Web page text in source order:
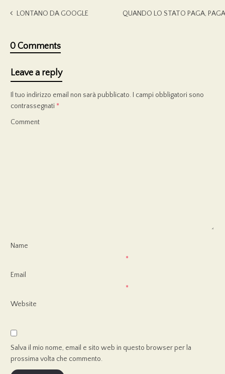
LONTANO DA GOOGLE QUANDO LO STATO PAGA, PAGA
0 Comments
Leave a reply
Il tuo indirizzo email non sarà pubblicato. I campi obbligatori sono
contrassegnati *
Comment
Name
*
Email
*
Website
Salva il mio nome, email e sito web in questo browser per la
prossima volta che commento.